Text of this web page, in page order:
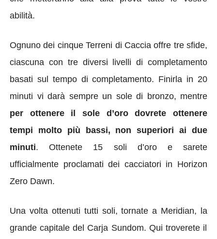
abilità.
Ognuno dei cinque Terreni di Caccia offre tre sfide,
ciascuna con tre diversi livelli di completamento
basati sul tempo di completamento. Finirla in 20
minuti vi darà sempre un sole di bronzo, mentre
per ottenere il sole d’oro dovrete ottenere
tempi molto più bassi, non superiori ai due
minuti. Ottenete 15 soli d’oro e sarete
ufficialmente proclamati dei cacciatori in Horizon
Zero Dawn.
Una volta ottenuti tutti soli, tornate a Meridian, la
grandecapitale del Carja Sundom. Qui troverete il